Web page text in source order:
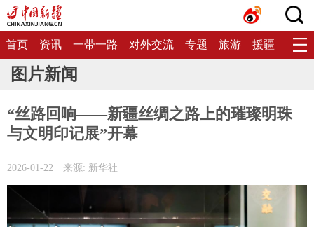
首页 资讯 一带一路 对外交流 专题 旅游 援疆 生态
图片新闻
“丝路回响——新疆丝绸之路上的璀璨明珠
与文明印记展”开幕
2026-01-22 来源: 新华社